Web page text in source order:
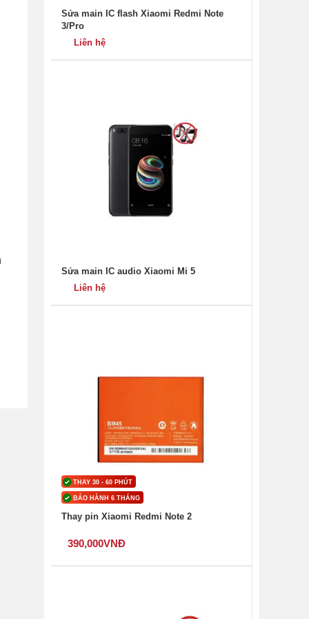
Sửa main IC flash Xiaomi Redmi Note
3/Pro
Liên hệ
Sửa main IC audio Xiaomi Mi 5
Liên hệ
THAY 30 - 60 PHÚT
BẢO HÀNH 6 THÁNG
Thay pin Xiaomi Redmi Note 2
390,000VNĐ